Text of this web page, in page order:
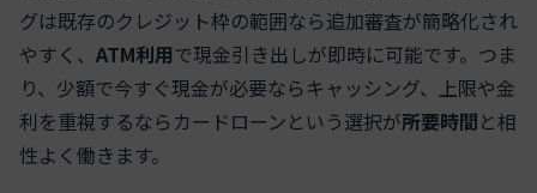
グは既存のクレジット枠の範囲なら追加審査が簡略化され
やすく、 ATM利用で現金引き出しが即時に可能です。つま
り、少額で今すぐ現金が必要ならキャッシング、上限や金
利を重視するならカードローンという選択が所要時間と相
性よく働きます。